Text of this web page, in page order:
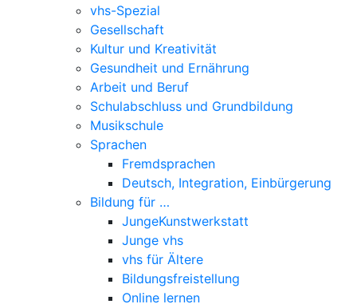
vhs-Spezial
Gesellschaft
Kultur und Kreativität
Gesundheit und Ernährung
Arbeit und Beruf
Schulabschluss und Grundbildung
Musikschule
Sprachen
Fremdsprachen
Deutsch, Integration, Einbürgerung
Bildung für …
JungeKunstwerkstatt
Junge vhs
vhs für Ältere
Bildungsfreistellung
Online lernen